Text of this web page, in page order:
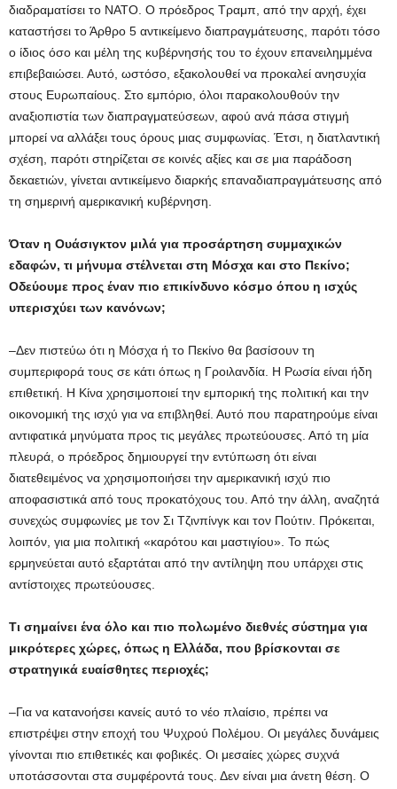
διαδραματίσει το ΝΑΤΟ. Ο πρόεδρος Τραμπ, από την αρχή, έχει
καταστήσει το Άρθρο 5 αντικείμενο διαπραγμάτευσης, παρότι τόσο
ο ίδιος όσο και μέλη της κυβέρνησής του το έχουν επανειλημμένα
επιβεβαιώσει. Αυτό, ωστόσο, εξακολουθεί να προκαλεί ανησυχία
στους Ευρωπαίους. Στο εμπόριο, όλοι παρακολουθούν την
αναξιοπιστία των διαπραγματεύσεων, αφού ανά πάσα στιγμή
μπορεί να αλλάξει τους όρους μιας συμφωνίας. Έτσι, η διατλαντική
σχέση, παρότι στηρίζεται σε κοινές αξίες και σε μια παράδοση
δεκαετιών, γίνεται αντικείμενο διαρκής επαναδιαπραγμάτευσης από
τη σημερινή αμερικανική κυβέρνηση.
Όταν η Ουάσιγκτον μιλά για προσάρτηση συμμαχικών
εδαφών, τι μήνυμα στέλνεται στη Μόσχα και στο Πεκίνο;
Οδεύουμε προς έναν πιο επικίνδυνο κόσμο όπου η ισχύς
υπερισχύει των κανόνων;
–Δεν πιστεύω ότι η Μόσχα ή το Πεκίνο θα βασίσουν τη
συμπεριφορά τους σε κάτι όπως η Γροιλανδία. Η Ρωσία είναι ήδη
επιθετική. Η Κίνα χρησιμοποιεί την εμπορική της πολιτική και την
οικονομική της ισχύ για να επιβληθεί. Αυτό που παρατηρούμε είναι
αντιφατικά μηνύματα προς τις μεγάλες πρωτεύουσες. Από τη μία
πλευρά, ο πρόεδρος δημιουργεί την εντύπωση ότι είναι
διατεθειμένος να χρησιμοποιήσει την αμερικανική ισχύ πιο
αποφασιστικά από τους προκατόχους του. Από την άλλη, αναζητά
συνεχώς συμφωνίες με τον Σι Τζινπίνγκ και τον Πούτιν. Πρόκειται,
λοιπόν, για μια πολιτική «καρότου και μαστιγίου». Το πώς
ερμηνεύεται αυτό εξαρτάται από την αντίληψη που υπάρχει στις
αντίστοιχες πρωτεύουσες.
Τι σημαίνει ένα όλο και πιο πολωμένο διεθνές σύστημα για
μικρότερες χώρες, όπως η Ελλάδα, που βρίσκονται σε
στρατηγικά ευαίσθητες περιοχές;
–Για να κατανοήσει κανείς αυτό το νέο πλαίσιο, πρέπει να
επιστρέψει στην εποχή του Ψυχρού Πολέμου. Οι μεγάλες δυνάμεις
γίνονται πιο επιθετικές και φοβικές. Οι μεσαίες χώρες συχνά
υποτάσσονται στα συμφέροντά τους. Δεν είναι μια άνετη θέση. Ο